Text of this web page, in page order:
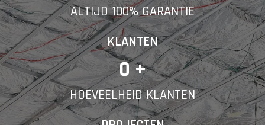
Telefoonnummer
Vorige
ALTIJD 100% GARANTIE
KLANTEN
0 +
HOEVEELHEID KLANTEN